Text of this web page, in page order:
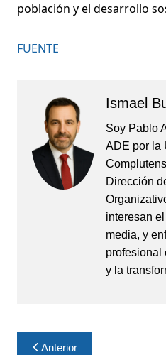
población y el desarrollo
FUENTE
Ismael
Soy Pablo
ADE por la
Dirección
interesan
media, y
profesional
y la
Navegación
Anterior